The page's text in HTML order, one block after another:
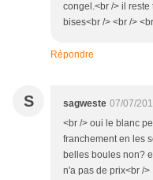
congel.<br /> il
bises<br /> <br />
Répondre
S sagweste 07/07/
<br /> oui le blanc
franchement en les
belles boules non?
n'a pas de prix<br />